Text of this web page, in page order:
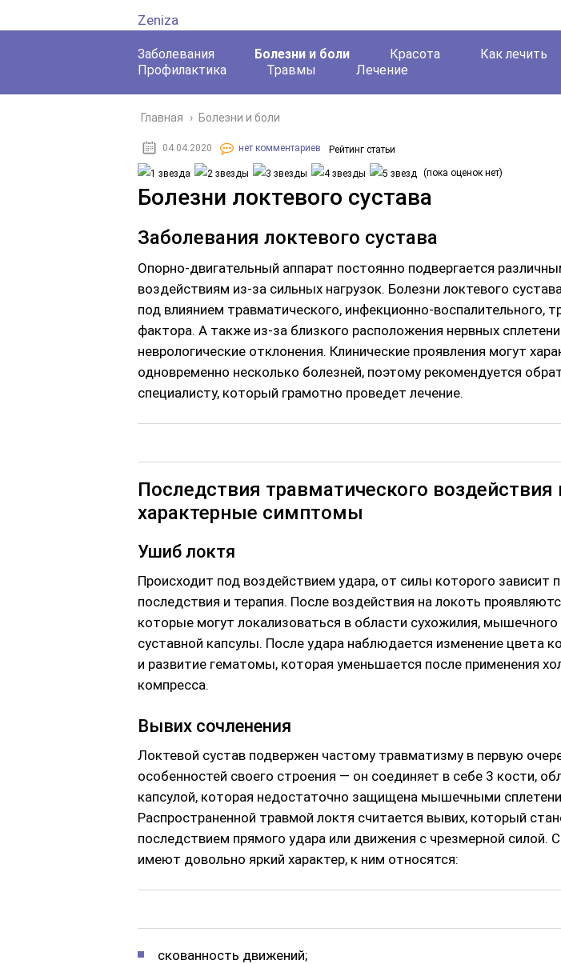
Zeniza
Заболевания Болезни и боли Красота Как лечить
Профилактика
Травмы Лечение
Главная › Болезни и боли
04.04.2020 нет комментариев Рейтинг статьи
(пока оценок нет)
Болезни локтевого сустава
Заболевания локтевого сустава
Опорно-двигательный аппарат постоянно подвергается
воздействиям из-за сильных нагрузок. Болезни локтевого
под влиянием травматического, инфекционно-воспалительного,
фактора. А также из-за близкого расположения нервных
неврологические отклонения. Клинические проявления могут
одновременно несколько болезней, поэтому рекомендуется
специалисту, который грамотно проведет лечение.
Последствия травматического воздействия
характерные симптомы
Ушиб локтя
Происходит под воздействием удара, от силы которого зависит
последствия и терапия. После воздействия на локоть
которые могут локализоваться в области сухожилия, мышечного
суставной капсулы. После удара наблюдается изменение цвета
и развитие гематомы, которая уменьшается после применения
компресса.
Вывих сочленения
Локтевой сустав подвержен частому травматизму в первую
особенностей своего строения — он соединяет в себе 3 кости,
капсулой, которая недостаточно защищена мышечными
Распространенной травмой локтя считается вывих, который
последствием прямого удара или движения с чрезмерной силой.
имеют довольно яркий характер, к ним относятся:
скованность движений;